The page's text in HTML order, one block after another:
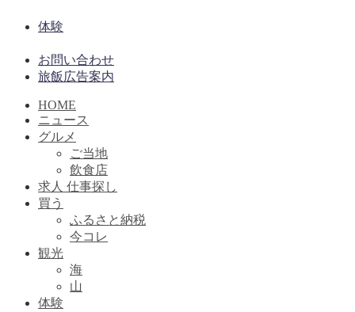
体験
お問い合わせ
旅飯広告案内
HOME
ニュース
グルメ
ご当地
飲食店
求人 仕事探し
買う
ふるさと納税
今コレ
観光
海
山
体験